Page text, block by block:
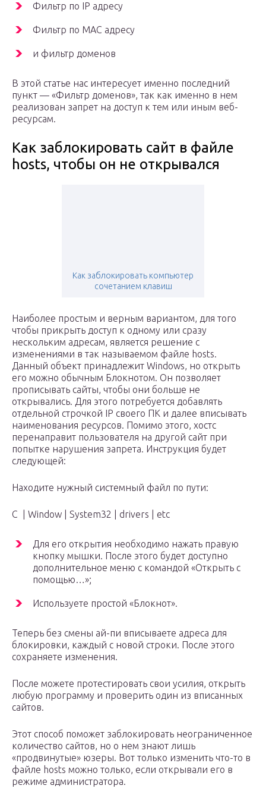
Фильтр по IP адресу
Фильтр по MAC адресу
и фильтр доменов
В этой статье нас интересует именно последний
пункт — «Фильтр доменов», так как именно в нем
реализован запрет на доступ к тем или иным веб-
ресурсам.
Как заблокировать сайт в файле
hosts, чтобы он не открывался
Как заблокировать компьютер
сочетанием клавиш
Наиболее простым и верным вариантом, для того
чтобы прикрыть доступ к одному или сразу
нескольким адресам, является решение с
изменениями в так называемом файле hosts.
Данный объект принадлежит Windows, но открыть
его можно обычным Блокнотом. Он позволяет
прописывать сайты, чтобы они больше не
открывались. Для этого потребуется добавлять
отдельной строчкой IP своего ПК и далее вписывать
наименования ресурсов. Помимо этого, хостс
перенаправит пользователя на другой сайт при
попытке нарушения запрета. Инструкция будет
следующей:
Находите нужный системный файл по пути:
C | Window | System32 | drivers | etc
Для его открытия необходимо нажать правую
кнопку мышки. После этого будет доступно
дополнительное меню с командой «Открыть с
помощью…»;
Используете простой «Блокнот».
Теперь без смены ай-пи вписываете адреса для
блокировки, каждый с новой строки. После этого
сохраняете изменения.
После можете протестировать свои усилия, открыть
любую программу и проверить один из вписанных
сайтов.
Этот способ поможет заблокировать неограниченное
количество сайтов, но о нем знают лишь
«продвинутые» юзеры. Вот только изменить что-то в
файле hosts можно только, если открывали его в
режиме администратора.